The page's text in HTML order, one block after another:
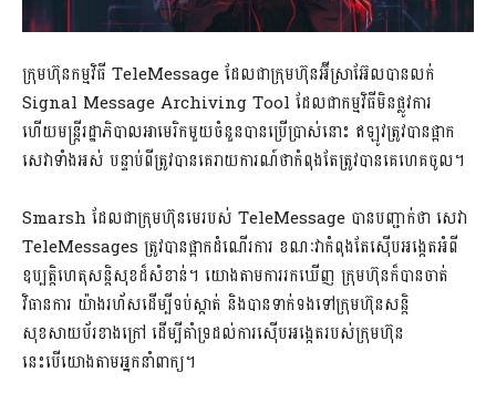
ក្រុមហ៊ុនកម្មវិធី TeleMessage ដែលជាក្រុមហ៊ុនអ៊ីស្រាអ៊ែលបានលក់
Signal Message Archiving Tool ដែលជាកម្មវិធីមិនផ្លូវការ
ហើយមន្រ្តីរដ្ឋាភិបាលអាមេរិកមួយចំនួនបានប្រើប្រាស់នោះ ឥឡូវត្រូវបានផ្អាក
សេវាទាំងអស់ បន្ទាប់ពីត្រូវបានគេរាយការណ៍ថាកំពុងតែត្រូវបានគេហេគចូល។
Smarsh ដែលជាក្រុមហ៊ុនមេរបស់ TeleMessage បានបញ្ជាក់ថា សេវា
TeleMessages ត្រូវបានផ្អាកដំណើរការ ខណៈវាកំពុងតែស៊ើបអង្កេតអំពី
ឧប្បត្តិហេតុសន្តិសុខដ៏សំខាន់។ យោងតាមការរកឃើញ ក្រុមហ៊ុនក៏បានចាត់
វិធានការ យ៉ាងរហ័សដើម្បីទប់ស្កាត់ និងបានទាក់ទងទៅក្រុមហ៊ុនសន្តិ
សុខសាយប័រខាងក្រៅ ដើម្បីគាំទ្រដល់ការស៊ើបអង្កេតរបស់ក្រុមហ៊ុន
នេះបើយោងតាមអ្នកនាំពាក្យ។